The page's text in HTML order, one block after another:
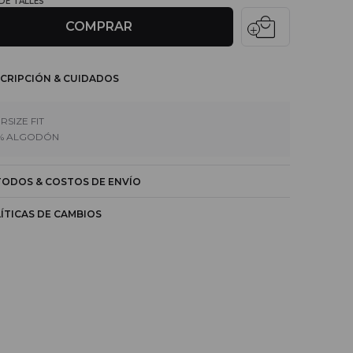
COMPRAR local_mall
& CUIDADOS
FIT
ALGODÓN
& COSTOS DE ENVÍO
DE CAMBIOS